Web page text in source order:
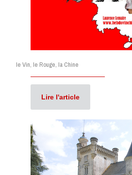
le Vin, le Rouge, la Chine
Lire l'article